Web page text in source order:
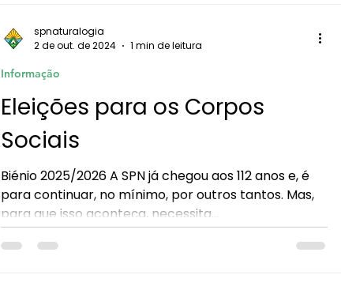
Eleições para os Corpos
Sociais
Biénio 2025/2026 A SPN já chegou aos 112 anos e, é
para continuar, no mínimo, por outros tantos. Mas,
para que isso aconteça, necessita...
Informação
spnaturalogia
2 de out. de 2024
1 min de leitura